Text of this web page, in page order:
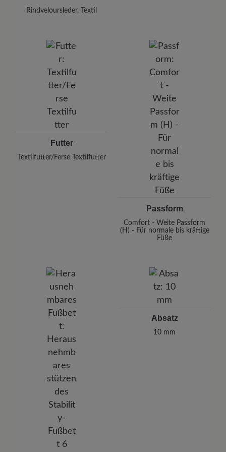
Rindveloursleder, Textil
Futter
Textilfutter/Ferse Textilfutter
Passform
Comfort - Weite Passform
(H) - Für normale bis kräftige
Füße
Absatz
10 mm